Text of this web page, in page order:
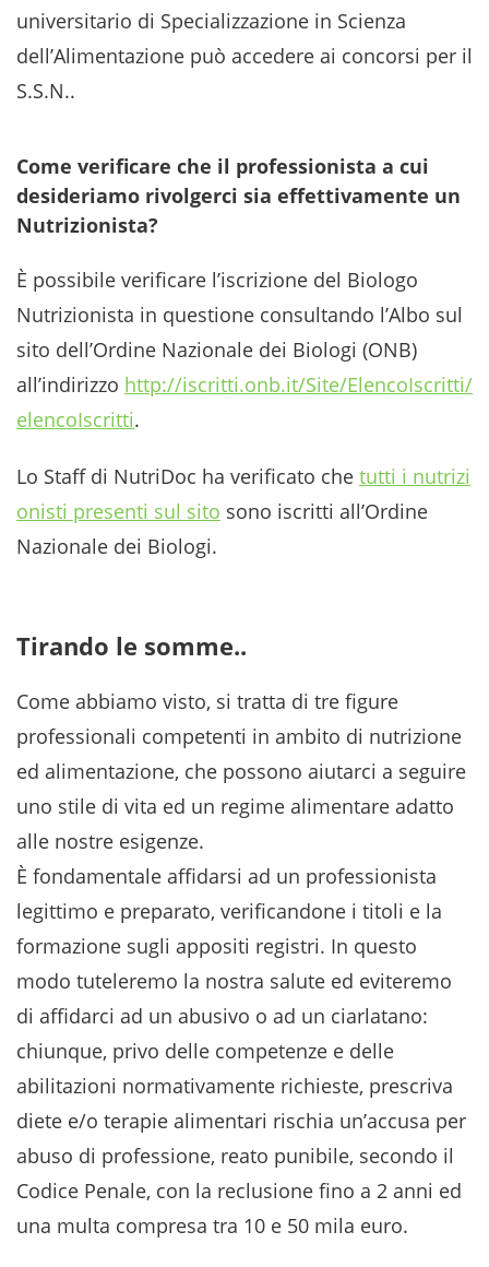
universitario di Specializzazione in Scienza
dell’Alimentazione può accedere ai concorsi per il
S.S.N..
Come verificare che il professionista a cui
desideriamo rivolgerci sia effettivamente un
Nutrizionista?
È possibile verificare l’iscrizione del Biologo
Nutrizionista in questione consultando l’Albo sul
sito dell’Ordine Nazionale dei Biologi (ONB)
all’indirizzo http://iscritti.onb.it/Site/ElencoIscritti/
elencoIscritti.
Lo Staff di NutriDoc ha verificato che tutti i nutrizi
onisti presenti sul sito sono iscritti all’Ordine
Nazionale dei Biologi.
Tirando le somme..
Come abbiamo visto, si tratta di tre figure
professionali competenti in ambito di nutrizione
ed alimentazione, che possono aiutarci a seguire
uno stile di vita ed un regime alimentare adatto
alle nostre esigenze.
È fondamentale affidarsi ad un professionista
legittimo e preparato, verificandone i titoli e la
formazione sugli appositi registri. In questo
modo tuteleremo la nostra salute ed eviteremo
di affidarci ad un abusivo o ad un ciarlatano:
chiunque, privo delle competenze e delle
abilitazioni normativamente richieste, prescriva
diete e/o terapie alimentari rischia un’accusa per
abuso di professione, reato punibile, secondo il
Codice Penale, con la reclusione fino a 2 anni ed
una multa compresa tra 10 e 50 mila euro.